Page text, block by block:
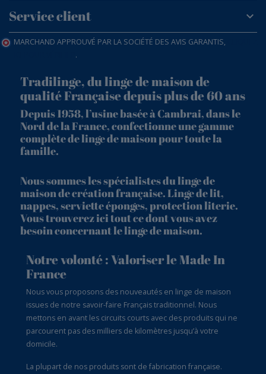
Service client
MARCHAND APPROUVÉ PAR LA SOCIÉTÉ DES AVIS GARANTIS,
.
Tradilinge, du linge de maison de
qualité Française depuis plus de 60 ans
Depuis 1958, l’usine basée à Cambrai, dans le
Nord de la France, confectionne une gamme
complète de linge de maison pour toute la
famille.
Nous sommes les spécialistes du linge de
maison de création française. Linge de lit,
nappes, serviette éponges, protection literie.
Vous trouverez ici tout ce dont vous avez
besoin concernant le linge de maison.
Notre volonté : Valoriser le Made In
France
Nous vous proposons des nouveautés en linge de maison
issues de notre savoir-faire Français traditionnel. Nous
mettons en avant les circuits courts avec des produits qui ne
parcourent pas des milliers de kilomètres jusqu’à votre
domicile.
La plupart de nos produits sont de fabrication française.